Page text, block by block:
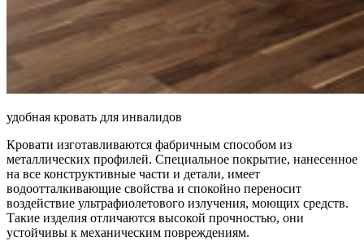
удобная кровать для инвалидов
Кровати изготавливаются фабричным способом из
металлических профилей. Специальное покрытие, нанесенное
на все конструктивные части и детали, имеет
водоотталкивающие свойства и спокойно переносит
воздействие ультрафиолетового излучения, моющих средств.
Такие изделия отличаются высокой прочностью, они
устойчивы к механическим повреждениям.